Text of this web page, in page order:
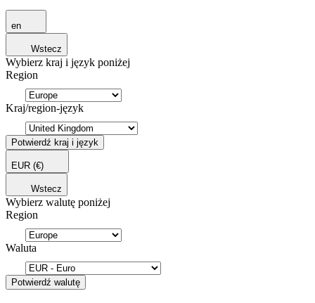
en
Wstecz
Wybierz kraj i język poniżej
Region
Kraj/region-język
Potwierdź kraj i język
EUR (€)
Wstecz
Wybierz walutę poniżej
Region
Waluta
Potwierdź walutę